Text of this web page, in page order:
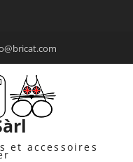
et accessoires